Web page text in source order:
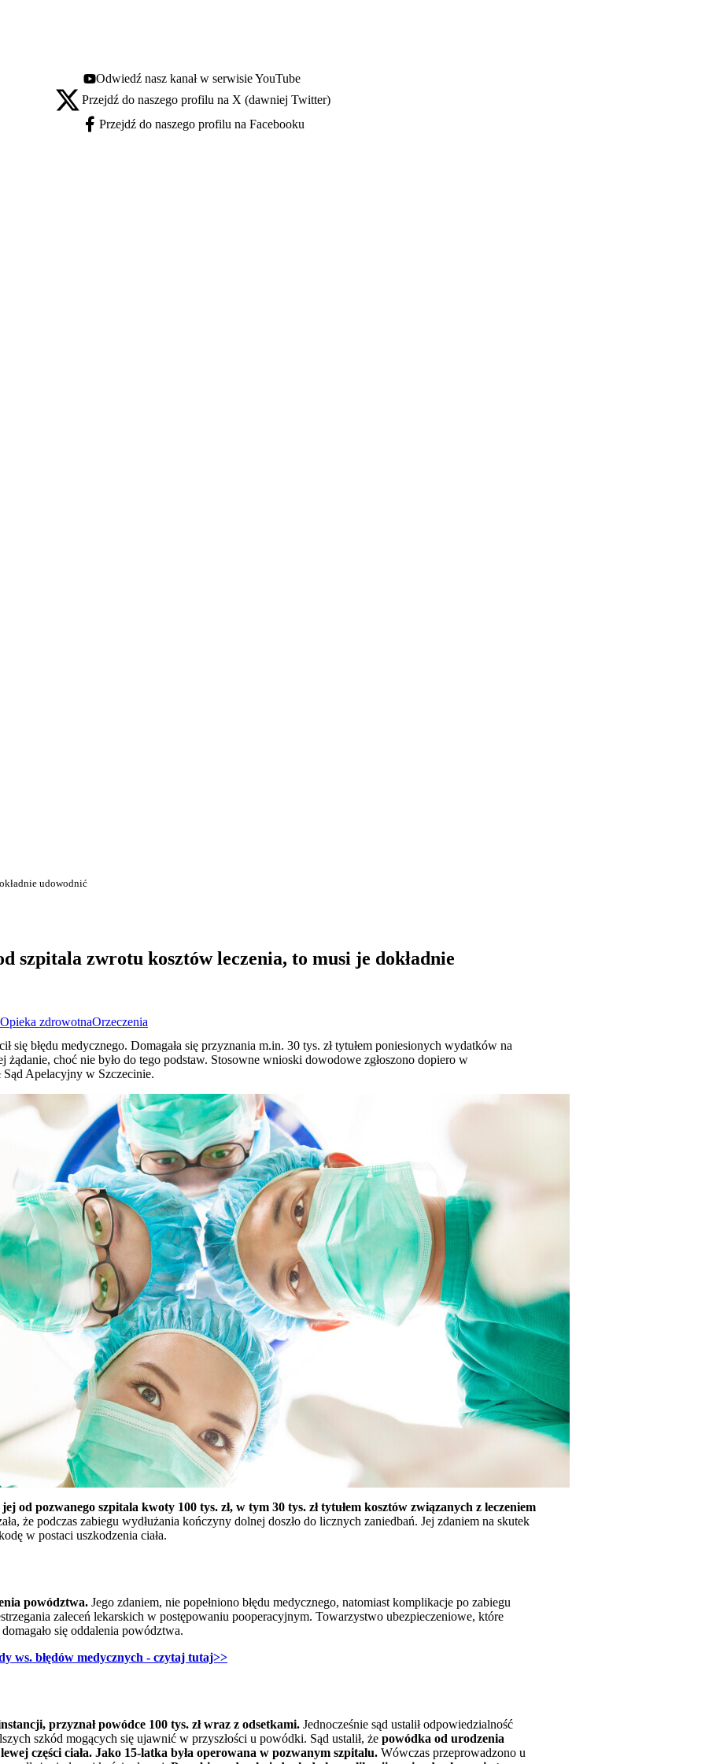
Youtube - otwiera się w nowej karcie
Odwiedź nasz kanał w serwisie YouTube
X - otwiera się w nowej karcie
Przejdź do naszego profilu na X (dawniej Twitter)
Facebook - otwiera się w nowej karcie
Przejdź do naszego profilu na Facebooku
udowodnić
szpitala zwrotu kosztów leczenia, to musi je dokładnie
Opieka zdrowotnaOrzeczenia
się błędu medycznego. Domagała się przyznania m.in. 30 tys. zł tytułem poniesionych wydatków na
żądanie, choć nie było do tego podstaw. Stosowne wnioski dowodowe zgłoszono dopiero w
Sąd Apelacyjny w Szczecinie.
od pozwanego szpitala kwoty 100 tys. zł, w tym 30 tys. zł tytułem kosztów związanych z leczeniem
że podczas zabiegu wydłużania kończyny dolnej doszło do licznych zaniedbań. Jej zdaniem na skutek
w postaci uszkodzenia ciała.
powództwa. Jego zdaniem, nie popełniono błędu medycznego, natomiast komplikacje po zabiegu
zaleceń lekarskich w postępowaniu pooperacyjnym. Towarzystwo ubezpieczeniowe, które
się oddalenia powództwa.
ws. błędów medycznych - czytaj tutaj>>
przyznał powódce 100 tys. zł wraz z odsetkami. Jednocześnie sąd ustalił odpowiedzialność
szkód mogących się ujawnić w przyszłości u powódki. Sąd ustalił, że powódka od urodzenia
części ciała. Jako 15-latka była operowana w pozwanym szpitalu. Wówczas przeprowadzono u